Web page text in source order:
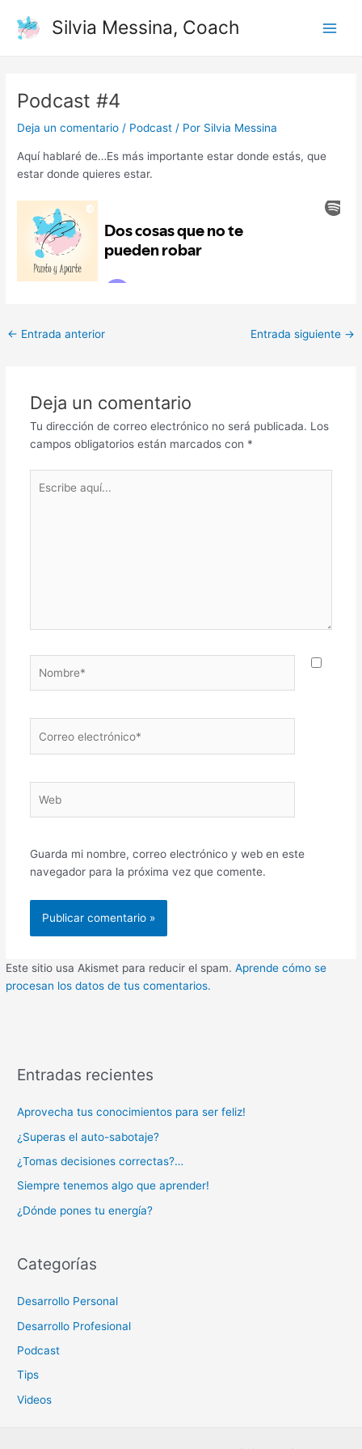
contenido
Silvia Messina, Coach
Podcast #4
Deja un comentario / Podcast / Por Silvia Messina
Aquí hablaré de…Es más importante estar donde estás, que
estar donde quieres estar.
de
entradas
← Entrada anterior Entrada siguiente →
Deja un comentario
Tu dirección de correo electrónico no será publicada. Los
campos obligatorios están marcados con *
aquí...
electrónico*
Guarda mi nombre, correo electrónico y web en este
navegador para la próxima vez que comente.
Este sitio usa Akismet para reducir el spam.Aprende cómo se
procesan los datos de tus comentarios.
Entradas recientes
Aprovecha tus conocimientos para ser feliz!
¿Superas el auto-sabotaje?
¿Tomas decisiones correctas?…
Siempre tenemos algo que aprender!
¿Dónde pones tu energía?
Categorías
Desarrollo Personal
Desarrollo Profesional
Podcast
Tips
Videos